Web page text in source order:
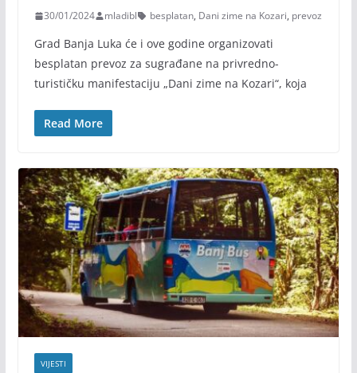
30/01/2024 mladibl besplatan, Dani zime na Kozari, prevoz
Grad Banja Luka će i ove godine organizovati
besplatan prevoz za sugrađane na privredno-
turističku manifestaciju „Dani zime na Kozari“, koja
Read More
VIJESTI